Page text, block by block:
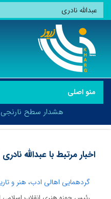
منو اصلی
هشدار سطح نارنجی
هشدار سطح
اخبار مرتبط با عبدالله
گردهمایی اهالی ادب، هنر و